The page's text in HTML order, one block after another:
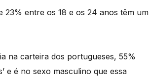
entre os 18 e os 24 anos têm um
na carteira dos portugueses, 55%
e é no sexo masculino que essa